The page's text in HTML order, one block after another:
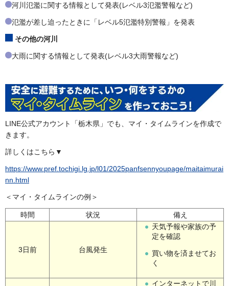
河川氾濫に関する情報として発表(レベル3氾濫警報など)
氾濫が差し迫ったときに「レベル5氾濫特別警報」を発表
その他の河川
大雨に関する情報として発表(レベル3大雨警報など)
LINE公式アカウント「栃木県」でも、マイ・タイムラインを作成で
きます。
詳しくはこちら▼
https://www.pref.tochigi.lg.jp/l01/2025panfsennyoupage/maitaimurai
nn.html
＜マイ・タイムラインの例＞
時間 状況 備え
3日前 台風発生
天気予報や家族の予
定を確認
買い物を済ませてお
く
インターネットで川